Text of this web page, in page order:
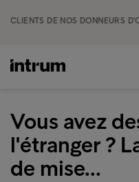
CLIENTS DE NOS DONNEURS
Vous avez
l'étranger ?
de mise...